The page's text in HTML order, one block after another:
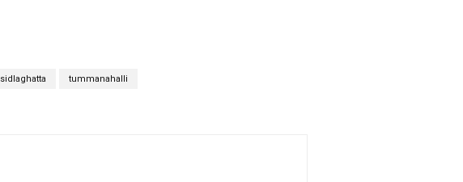
sidlaghatta tummanahalli